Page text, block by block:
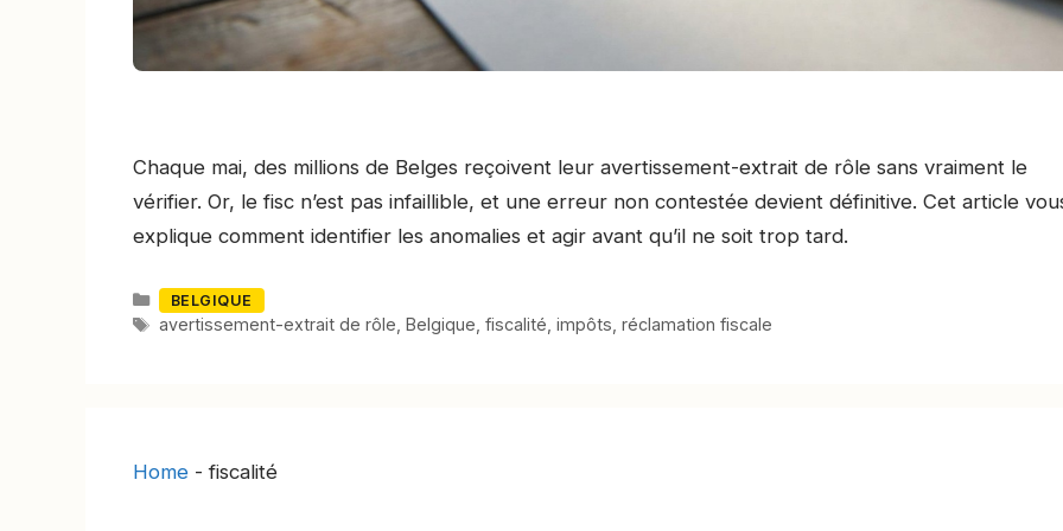
Chaque mai, des millions de Belges reçoivent leur avertissement-extrait de rôle sans vraiment le
vérifier. Or, le fisc n’est pas infaillible, et une erreur non contestée devient définitive. Cet article
explique comment identifier les anomalies et agir avant qu’il ne soit trop tard.
Catégories
BELGIQUE
Mots-
avertissement-extrait de rôle, Belgique, fiscalité, impôts, réclamation fiscale
Home -fiscalité